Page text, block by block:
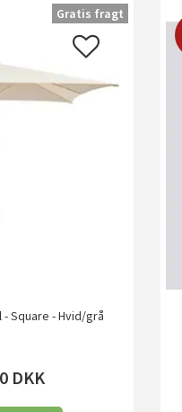
- Square - Hvid/grå
DKK
Gratis fragt